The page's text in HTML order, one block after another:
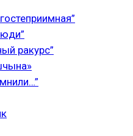
ракурс”